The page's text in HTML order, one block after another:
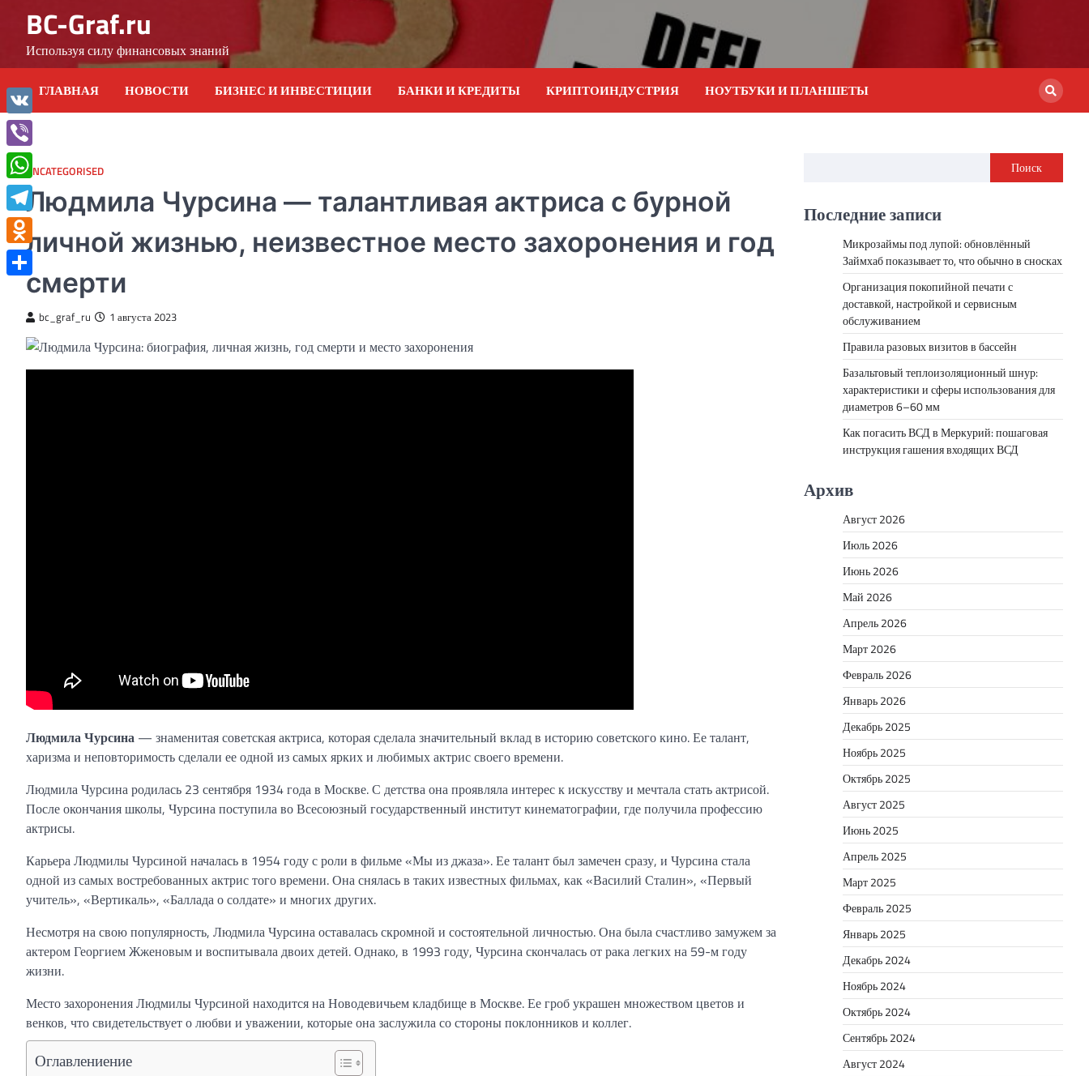
content
BC-Graf.ru
Используя силу финансовых знаний
ГЛАВНАЯ НОВОСТИ БИЗНЕС И ИНВЕСТИЦИИ БАНКИ И КРЕДИТЫ КРИПТОИНДУСТРИЯ НОУТБУКИ И ПЛАНШЕТЫ
UNCATEGORISED
Людмила Чурсина — талантливая актриса с бурной
личной жизнью, неизвестное место захоронения и год
смерти
bc_graf_ru 1 августа 2023
Людмила Чурсина — знаменитая советская актриса, которая сделала значительный вклад в историю советского кино. Ее талант,
харизма и неповторимость сделали ее одной из самых ярких и любимых актрис своего времени.
Людмила Чурсина родилась 23 сентября 1934 года в Москве. С детства она проявляла интерес к искусству и мечтала стать актрисой.
После окончания школы, Чурсина поступила во Всесоюзный государственный институт кинематографии, где получила профессию
актрисы.
Карьера Людмилы Чурсиной началась в 1954 году с роли в фильме «Мы из джаза». Ее талант был замечен сразу, и Чурсина стала
одной из самых востребованных актрис того времени. Она снялась в таких известных фильмах, как «Василий Сталин», «Первый
учитель», «Вертикаль», «Баллада о солдате» и многих других.
Несмотря на свою популярность, Людмила Чурсина оставалась скромной и состоятельной личностью. Она была счастливо замужем за
актером Георгием Жженовым и воспитывала двоих детей. Однако, в 1993 году, Чурсина скончалась от рака легких на 59-м году
жизни.
Место захоронения Людмилы Чурсиной находится на Новодевичьем кладбище в Москве. Ее гроб украшен множеством цветов и
венков, что свидетельствует о любви и уважении, которые она заслужила со стороны поклонников и коллег.
Оглавлениение
Поиск
Последние записи
Микрозаймы под лупой: обновлённый
Займхаб показывает то, что обычно в сносках
Организация покопийной печати с
доставкой, настройкой и сервисным
обслуживанием
Правила разовых визитов в бассейн
Базальтовый теплоизоляционный шнур:
характеристики и сферы использования для
диаметров 6–60 мм
Как погасить ВСД в Меркурий: пошаговая
инструкция гашения входящих ВСД
Архив
Август 2026
Июль 2026
Июнь 2026
Май 2026
Апрель 2026
Март 2026
Февраль 2026
Январь 2026
Декабрь 2025
Ноябрь 2025
Октябрь 2025
Август 2025
Июнь 2025
Апрель 2025
Март 2025
Февраль 2025
Январь 2025
Декабрь 2024
Ноябрь 2024
Октябрь 2024
Сентябрь 2024
Август 2024
VK
Viber
WhatsApp
Telegram
Odnoklassniki
Отправить